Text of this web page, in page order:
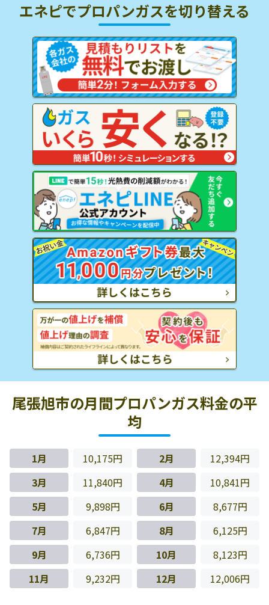
エネピでプロパンガスを切り替える
尾張旭市の月間プロパンガス料金の平
均
1月 10,175円 2月
12,394円
3月
11,840円 4月
10,841円
5月
9,898円 6月
8,677円
7月
6,847円 8月
6,125円
9月
6,736円 10月
8,123円
11月
9,232円 12月 12,006円